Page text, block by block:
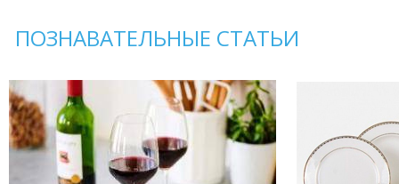
ПОЗНАВАТЕЛЬНЫЕ СТАТЬИ